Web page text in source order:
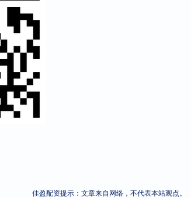
佳盈配资提示：文章来自网络，不代表本站观点。